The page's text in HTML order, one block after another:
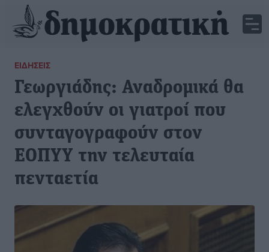
ΕΙΔΉΣΕΙΣ
Γεωργιάδης: Αναδρομικά θα
ελεγχθούν οι γιατροί που
συνταγογραφούν στον
ΕΟΠΥΥ την τελευταία
πενταετία